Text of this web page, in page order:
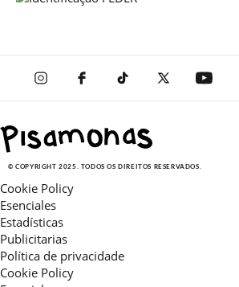
© COPYRIGHT 2025. TODOS OS DIREITOS RESERVADOS.
Cookie Policy
Esenciales
Estadísticas
Publicitarias
Política de privacidade
Cookie Policy